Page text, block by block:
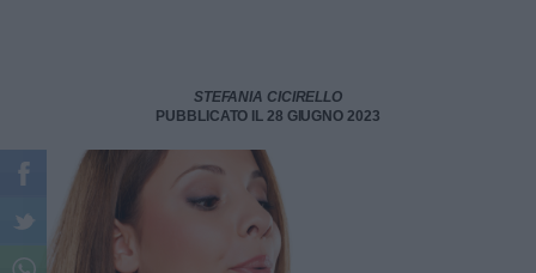
STEFANIA CICIRELLO
PUBBLICATO IL 28 GIUGNO 2023